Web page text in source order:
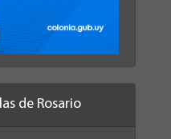
de Rosario